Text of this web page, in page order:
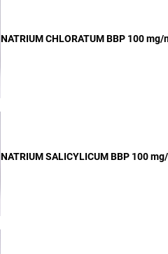
NATRIUM CHLORATUM BBP 100
NATRIUM SALICYLICUM BBP 100